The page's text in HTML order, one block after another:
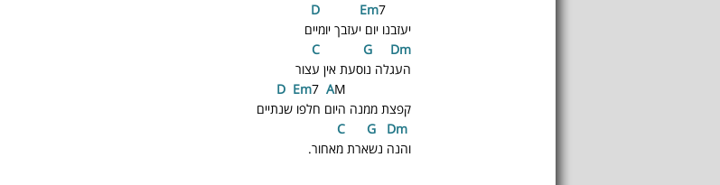
Em7
יעזבנו יום יעזבך יומיים
C
G Dm
העגלה נוסעת אין עצור
Em7 AM
קפצת ממנה היום חלפו שנתיים
G Dm
והנה נשארת מאחור.